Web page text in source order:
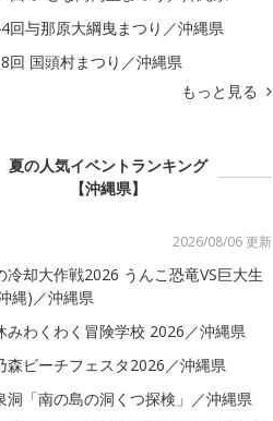
回与那原大綱曳まつり／沖縄県
回 国頭村まつり／沖縄県
もっと見る
夏の人気イベントランキング
【沖縄県】
2026/08/06 更新
冷却大作戦2026 うんこ恐竜VS巨大生
縄)／沖縄県
みわくわく冒険学校 2026／沖縄県
森ビーチフェスタ2026／沖縄県
洞「南の島の洞くつ探検」／沖縄県